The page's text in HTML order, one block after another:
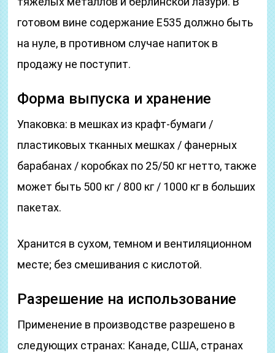
готовом вине содержание Е535 должно быть
на нуле, в противном случае напиток в
продажу не поступит.
Форма выпуска и хранение
Упаковка: в мешках из крафт-бумаги /
пластиковых тканных мешках / фанерных
барабанах / коробках по 25/50 кг нетто, также
может быть 500 кг / 800 кг / 1000 кг в больших
пакетах.
Хранится в сухом, темном и вентиляционном
месте; без смешивания с кислотой.
Разрешение на использование
Применение в производстве разрешено в
следующих странах: Канаде, США, странах